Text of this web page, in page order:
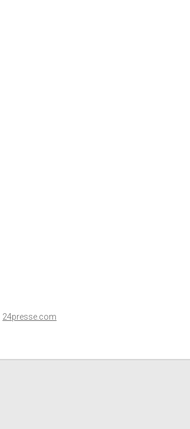
24presse.com